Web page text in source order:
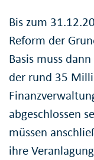
Bis zum
Reform der
Basis muss
der rund 35
abgeschlossen
müssen
ihre